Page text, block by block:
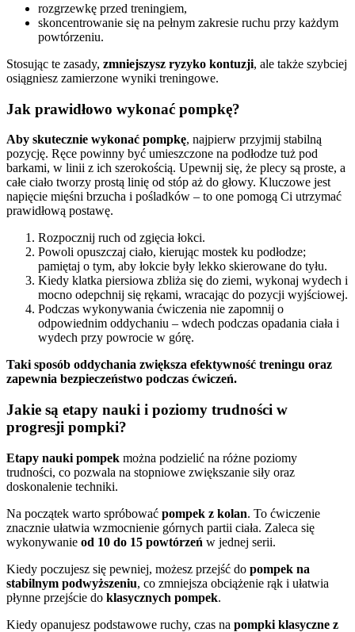
rozgrzewkę przed treningiem,
skoncentrowanie się na pełnym zakresie ruchu przy każdym
powtórzeniu.
Stosując te zasady, zmniejszysz ryzyko kontuzji, ale także szybciej
osiągniesz zamierzone wyniki treningowe.
Jak prawidłowo wykonać pompkę?
Aby skutecznie wykonać pompkę, najpierw przyjmij stabilną
pozycję. Ręce powinny być umieszczone na podłodze tuż pod
barkami, w linii z ich szerokością. Upewnij się, że plecy są proste, a
całe ciało tworzy prostą linię od stóp aż do głowy. Kluczowe jest
napięcie mięśni brzucha i pośladków – to one pomogą Ci utrzymać
prawidłową postawę.
Rozpocznij ruch od zgięcia łokci.
Powoli opuszczaj ciało, kierując mostek ku podłodze;
pamiętaj o tym, aby łokcie były lekko skierowane do tyłu.
Kiedy klatka piersiowa zbliża się do ziemi, wykonaj wydech i
mocno odepchnij się rękami, wracając do pozycji wyjściowej.
Podczas wykonywania ćwiczenia nie zapomnij o
odpowiednim oddychaniu – wdech podczas opadania ciała i
wydech przy powrocie w górę.
Taki sposób oddychania zwiększa efektywność treningu oraz
zapewnia bezpieczeństwo podczas ćwiczeń.
Jakie są etapy nauki i poziomy trudności w
progresji pompki?
Etapy nauki pompek można podzielić na różne poziomy
trudności, co pozwala na stopniowe zwiększanie siły oraz
doskonalenie techniki.
Na początek warto spróbować pompek z kolan. To ćwiczenie
znacznie ułatwia wzmocnienie górnych partii ciała. Zaleca się
wykonywanie od 10 do 15 powtórzeń w jednej serii.
Kiedy poczujesz się pewniej, możesz przejść do pompek na
stabilnym podwyższeniu, co zmniejsza obciążenie rąk i ułatwia
płynne przejście do klasycznych pompek.
Kiedy opanujesz podstawowe ruchy, czas na pompki klasyczne z